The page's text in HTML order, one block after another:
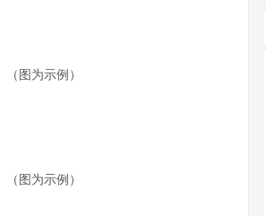
（ 图为示例）
（ 图为示例）